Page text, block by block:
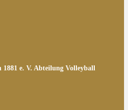
e. V. Abteilung Volleyball